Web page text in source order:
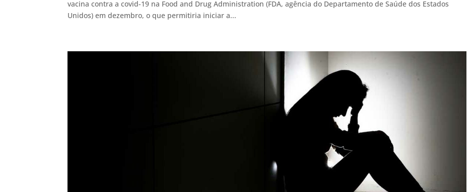
vacina contra a covid-19 na Food and Drug Administration (FDA, agência do Departamento de Saúde dos Estados
Unidos) em dezembro, o que permitiria iniciar a...